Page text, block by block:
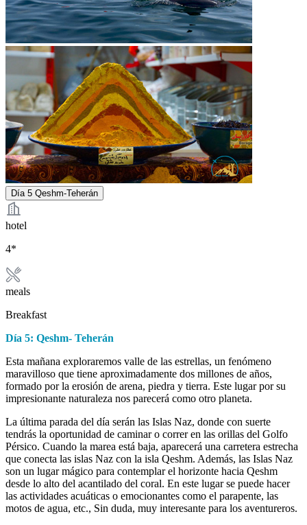
Día 5 Qeshm-Teherán
hotel
4*
meals
Breakfast
Día 5: Qeshm- Teherán
Esta mañana exploraremos valle de las estrellas, un fenómeno
maravilloso que tiene aproximadamente dos millones de años,
formado por la erosión de arena, piedra y tierra. Este lugar por su
impresionante naturaleza nos parecerá como otro planeta.
La última parada del día serán las Islas Naz, donde con suerte
tendrás la oportunidad de caminar o correr en las orillas del Golfo
Pérsico. Cuando la marea está baja, aparecerá una carretera estrecha
que conecta las islas Naz con la isla Qeshm. Además, las Islas Naz
son un lugar mágico para contemplar el horizonte hacia Qeshm
desde lo alto del acantilado del coral. En este lugar se puede hacer
las actividades acuáticas o emocionantes como el parapente, las
motos de agua, etc., Sin duda, muy interesante para los aventureros.